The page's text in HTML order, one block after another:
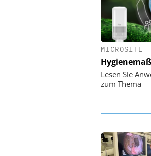
MICROSITE
Lesen Sie
zum Thema